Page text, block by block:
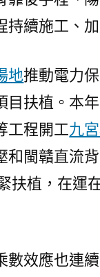
持續施工、
地推動電力
目扶植。本
工程開工九
閩贛直流
扶植，在運
數效應也連